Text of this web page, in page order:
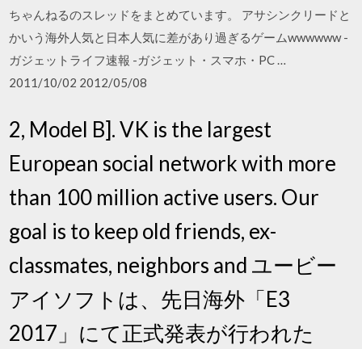
ちゃんねるのスレッドをまとめています。 アサシンクリードと
かいう海外人気と日本人気に差があり過ぎるゲームwwwwww -
ガジェットライフ速報 -ガジェット・スマホ・PC …
2011/10/02 2012/05/08
2, Model B]. VK is the largest
European social network with more
than 100 million active users. Our
goal is to keep old friends, ex-
classmates, neighbors and ユービー
アイソフトは、先日海外「E3
2017」にて正式発表が行われた